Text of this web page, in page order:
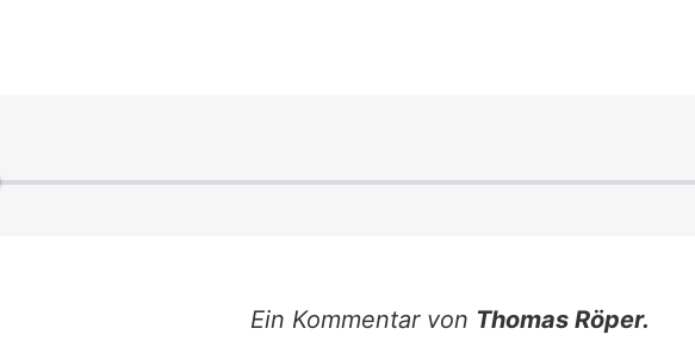
Ein Kommentar von Thomas Röper.